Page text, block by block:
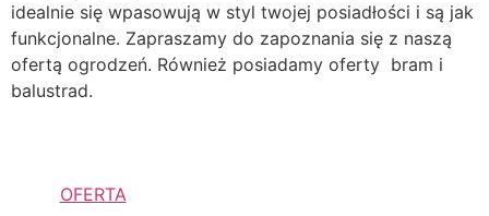
idealnie się wpasowują w styl twojej posiadłości i są jak
funkcjonalne. Zapraszamy do zapoznania się z naszą
ofertą ogrodzeń. Również posiadamy oferty bram i
balustrad.
OFERTA